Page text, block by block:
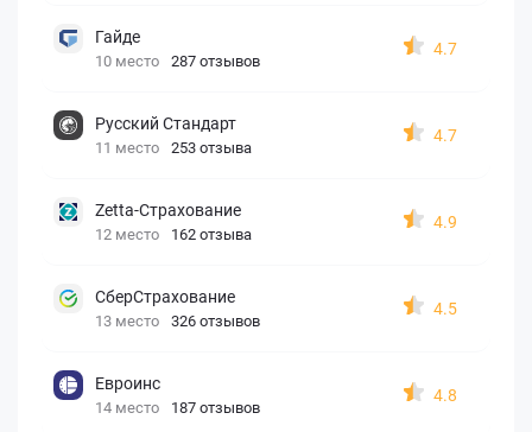
Гайде
10 место 287 отзывов
4.7
Русский Стандарт
11 место 253 отзыва
4.7
Zetta-Страхование
12 место 162 отзыва
4.9
СберСтрахование
13 место 326 отзывов
4.5
Евроинс
14 место 187 отзывов
4.8